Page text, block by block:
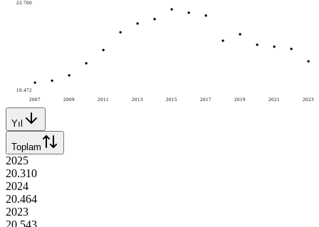
2007 2009 2011 2013 2015 2017 2019 2021 2023
22.760
19.472
Yıl
Toplam
2025
20.310
2024
20.464
2023
20.543